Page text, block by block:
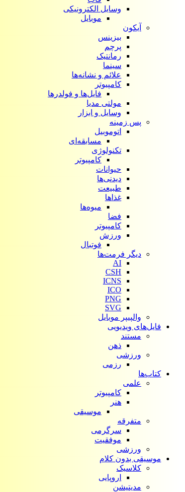
وسایل الکترونیکی
موبایل
آیکون‌
بیزینس
پرچم
رمانتیک
سینما
علائم و نشانه‌ها
کامپیوتر
فایل‌ها و فولدرها
مولتی مدیا
وسایل و ابزار
پس زمینه
اتوموبیل
مسابقه‌ای
تکنولوژی
کامپیوتر
حیوانات
دیدنی‌ها
طبیعت
غذاها
میوه‌ها
فضا
کامپیوتر
ورزش
فوتبال
دیگر فرمت‌ها
AI
CSH
ICNS
ICO
PNG
SVG
والپیپر موبایل
فایل‌های ویدیویی
مستند
ذهن
ورزشی
رزمی
کتاب‌ها
علمی
کامپیوتر
هنر
موسیقی
متفرقه
سرگرمی
موفقیت
ورزشی
موسیقی بدون کلام
کلاسیک
اروپایی
مدیتیشن